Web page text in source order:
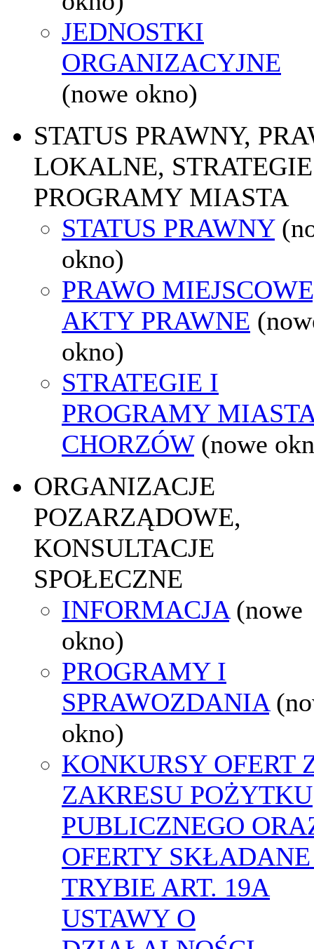
JEDNOSTKI
ORGANIZACYJNE
(nowe okno)
STATUS PRAWNY,
LOKALNE,
PROGRAMY MIASTA
STATUS PRAWNY
okno)
PRAWO
AKTY PRAWNE
okno)
STRATEGIE I
PROGRAMY
CHORZÓW (nowe
ORGANIZACJE
POZARZĄDOWE,
KONSULTACJE
SPOŁECZNE
INFORMACJA (nowe
okno)
PROGRAMY I
SPRAWOZDANIA
okno)
KONKURSY OFERT
ZAKRESU POŻYTKU
PUBLICZNEGO
OFERTY
TRYBIE ART. 19A
USTAWY O